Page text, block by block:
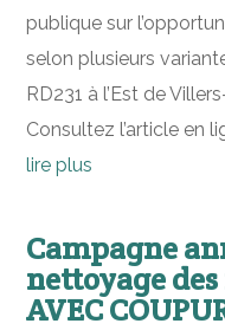
publique sur
selon plusieurs
RD231 à l’Est de
Consultez l’article en
lire plus
Campagne
nettoyage
AVEC